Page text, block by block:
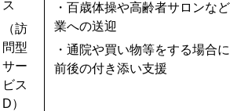
ス
（訪
問型
サー
ビス
D）
・百歳体操や高齢者サロンな
業への送迎
・通院や買い物等をする場合
前後の付き添い支援